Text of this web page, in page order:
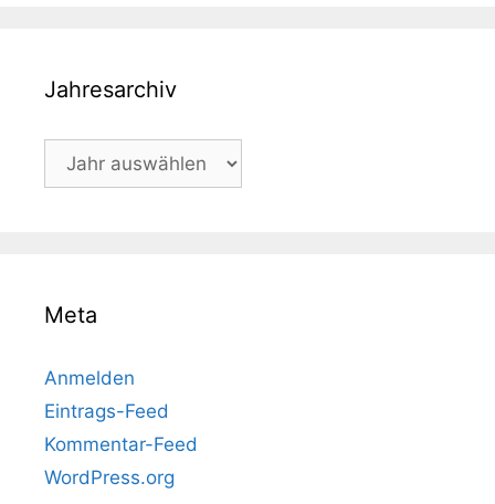
Jahresarchiv
Meta
Anmelden
Eintrags-Feed
Kommentar-Feed
WordPress.org